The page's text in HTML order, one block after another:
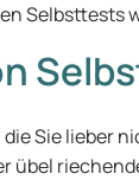
Selbsttests
Sie lieber
übel